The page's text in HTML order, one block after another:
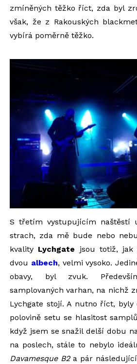
zmíněných těžko říct, zda byl
však, že z Rakouských
vybírá poměrně těžko.
S třetím vystupujícím naštěstí
strach, zda mě bude nebo
kvality Lychgate jsou totiž, jak
dvou albech, velmi vysoko.
obavy, byl zvuk.
samplovaných varhan, na nichž
Lychgate stojí. A nutno říct, byly
polovině setu se hlasitost
když jsem se snažil delší dobu
na poslech, stále to nebylo
Davamesque B2a pár